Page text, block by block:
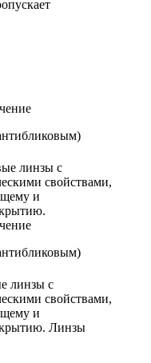
линзы с
свойствами,
и
линзы с
свойствами,
и
Линзы